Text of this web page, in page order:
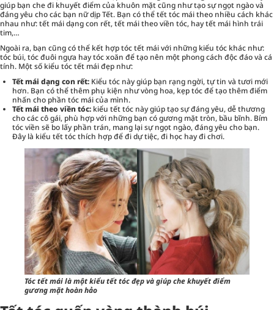
giúp bạn che đi khuyết điểm của khuôn mặt cũng như tạo sự ngọt ngào và
đáng yêu cho các bạn nữ dịp Tết. Bạn có thể tết tóc mái theo nhiều cách khác
nhau như: tết mái dạng con rết, tết mái theo viền tóc, hay tết mái hình trái
tim,…
Ngoài ra, bạn cũng có thể kết hợp tóc tết mái với những kiểu tóc khác như:
tóc búi, tóc đuôi ngựa hay tóc xoăn để tạo nên một phong cách độc đáo và cá
tính. Một số kiểu tóc tết mái đẹp như:
Tết mái dạng con rết: Kiểu tóc này giúp bạn rạng ngời, tự tin và tươi mới
hơn. Bạn có thể thêm phụ kiện như vòng hoa, kẹp tóc để tạo thêm điểm
nhấn cho phần tóc mái của mình.
Tết mái theo viền tóc: kiểu tết tóc này giúp tạo sự đáng yêu, dễ thương
cho các cô gái, phù hợp với những bạn có gương mặt tròn, bầu bĩnh. Bím
tóc viền sẽ bo lấy phần trán, mang lại sự ngọt ngào, đáng yêu cho bạn.
Đây là kiểu tết tóc thích hợp để đi dự tiệc, đi học hay đi chơi.
Tóc tết mái là một kiểu tết tóc đẹp và giúp che khuyết điểm
gương mặt hoàn hảo